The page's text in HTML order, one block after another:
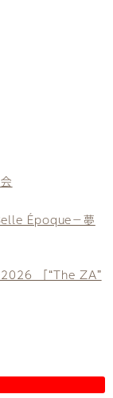
Époque－夢
「“The ZA”